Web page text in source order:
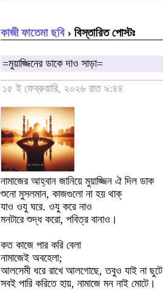
কাজী ফাতেমা ছবি› বিস্তারিত পোস্টঃ
=মুয়াজ্জিনের ডাকে দাও সাড়া=
১৫ ই ফেব্রুয়ারি, ২০২৬ রাত ৯:৪৪
নামাজের আহ্বান জানিয়ে মুয়াজ্জিন ঐ দিল ডাক
শুনো মুসলমান, কাজগুলো না হয় থাক্
যাও ওযু ঘরে. ওযু করে নাও
মনটারে শুদ্ধ করো, পবিত্র বানাও।
কত কাজে পার করি বেলা
নামাজেই অবহেলা;
আলসেমী ধরে রাখে আলগোছে, তবুও যাই না ছুটে
সবই পারি করিতে হায়, নামাজে মন নাই মোটে।